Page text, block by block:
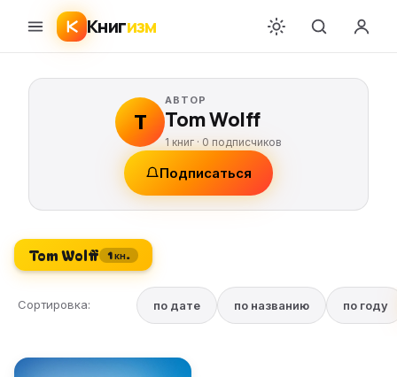
Книгизм
T
АВТОР
Tom Wolff
1 книг · 0 подписчиков
Подписаться
Tom Wolff 1 кн.
Сортировка: по дате по названию по году